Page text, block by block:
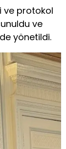
ve protokol
ve
yönetildi.